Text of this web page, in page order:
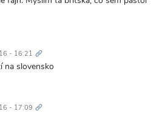
- 16:21 odkaz
na slovensko
- 17:09 odkaz